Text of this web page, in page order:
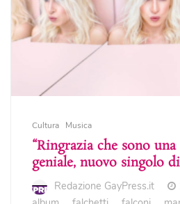
Cultura Musica
“Ringrazia che sono
geniale, nuovo singolo
Redazione GayPress.it